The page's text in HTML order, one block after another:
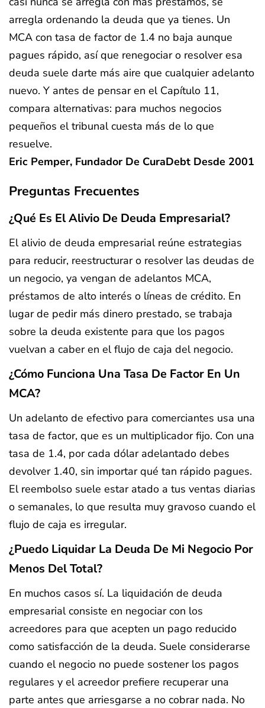
arregla ordenando la deuda que ya tienes. Un
MCA con tasa de factor de 1.4 no baja aunque
pagues rápido, así que renegociar o resolver esa
deuda suele darte más aire que cualquier adelanto
nuevo. Y antes de pensar en el Capítulo 11,
compara alternativas: para muchos negocios
pequeños el tribunal cuesta más de lo que
resuelve.
Eric Pemper, Fundador De CuraDebt Desde 2001
Preguntas Frecuentes
¿Qué Es El Alivio De Deuda Empresarial?
El alivio de deuda empresarial reúne estrategias
para reducir, reestructurar o resolver las deudas de
un negocio, ya vengan de adelantos MCA,
préstamos de alto interés o líneas de crédito. En
lugar de pedir más dinero prestado, se trabaja
sobre la deuda existente para que los pagos
vuelvan a caber en el flujo de caja del negocio.
¿Cómo Funciona Una Tasa De Factor En Un
MCA?
Un adelanto de efectivo para comerciantes usa una
tasa de factor, que es un multiplicador fijo. Con una
tasa de 1.4, por cada dólar adelantado debes
devolver 1.40, sin importar qué tan rápido pagues.
El reembolso suele estar atado a tus ventas diarias
o semanales, lo que resulta muy gravoso cuando el
flujo de caja es irregular.
¿Puedo Liquidar La Deuda De Mi Negocio Por
Menos Del Total?
En muchos casos sí. La liquidación de deuda
empresarial consiste en negociar con los
acreedores para que acepten un pago reducido
como satisfacción de la deuda. Suele considerarse
cuando el negocio no puede sostener los pagos
regulares y el acreedor prefiere recuperar una
parte antes que arriesgarse a no cobrar nada. No